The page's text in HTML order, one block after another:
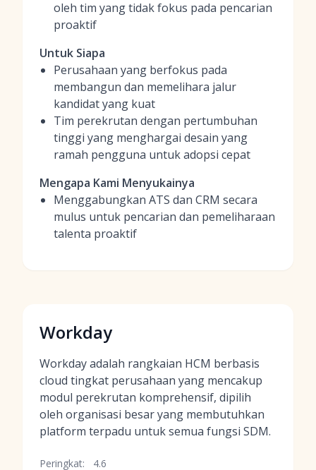
oleh tim yang tidak fokus pada pencarian
proaktif
Untuk Siapa
Perusahaan yang berfokus pada
membangun dan memelihara jalur
kandidat yang kuat
Tim perekrutan dengan pertumbuhan
tinggi yang menghargai desain yang
ramah pengguna untuk adopsi cepat
Mengapa Kami Menyukainya
Menggabungkan ATS dan CRM secara
mulus untuk pencarian dan pemeliharaan
talenta proaktif
Workday
Workday adalah rangkaian HCM berbasis
cloud tingkat perusahaan yang mencakup
modul perekrutan komprehensif, dipilih
oleh organisasi besar yang membutuhkan
platform terpadu untuk semua fungsi SDM.
Peringkat: 4.6